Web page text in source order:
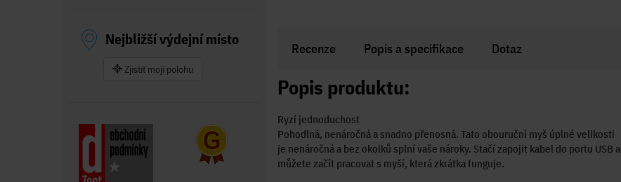
Recenze Popis a specifikace Dotaz
Popis produktu:
Ryzí jednoduchost
Pohodlná, nenáročná a snadno přenosná. Tato obouruční myš úplné velikosti
je nenáročná a bez okolků splní vaše nároky. Stačí zapojit kabel do portu USB a
můžete začít pracovat s myší, která zkrátka funguje.
Nejbližší výdejní místo
Zjistit moji polohu